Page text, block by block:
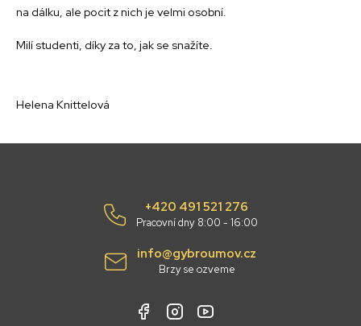
na dálku, ale pocit z nich je velmi osobní.
Milí studenti, díky za to, jak se snažíte.
Helena Knittelová
+420 491 521 276
Pracovní dny 8:00 - 16:00
info@gybroumov.cz
Brzy se ozveme